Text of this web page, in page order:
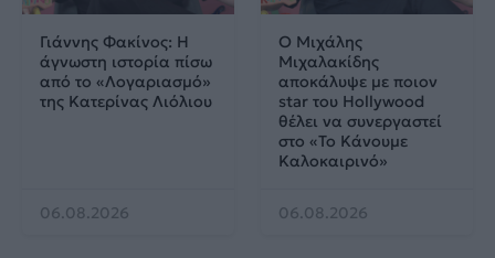
Γιάννης Φακίνος: Η
άγνωστη ιστορία πίσω
από το «Λογαριασμό»
της Κατερίνας Λιόλιου
06.08.2026
Ο Μιχάλης
Μιχαλακίδης
αποκάλυψε με ποιον
star του Hollywood
θέλει να συνεργαστεί
στο «Το Κάνουμε
Καλοκαιρινό»
06.08.2026